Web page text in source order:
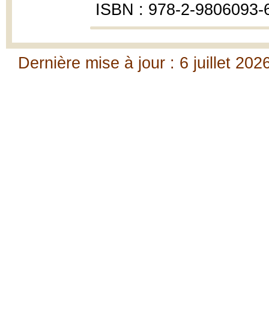
ISBN : 978-2-9806093-
Dernière mise à jour : 6 juillet